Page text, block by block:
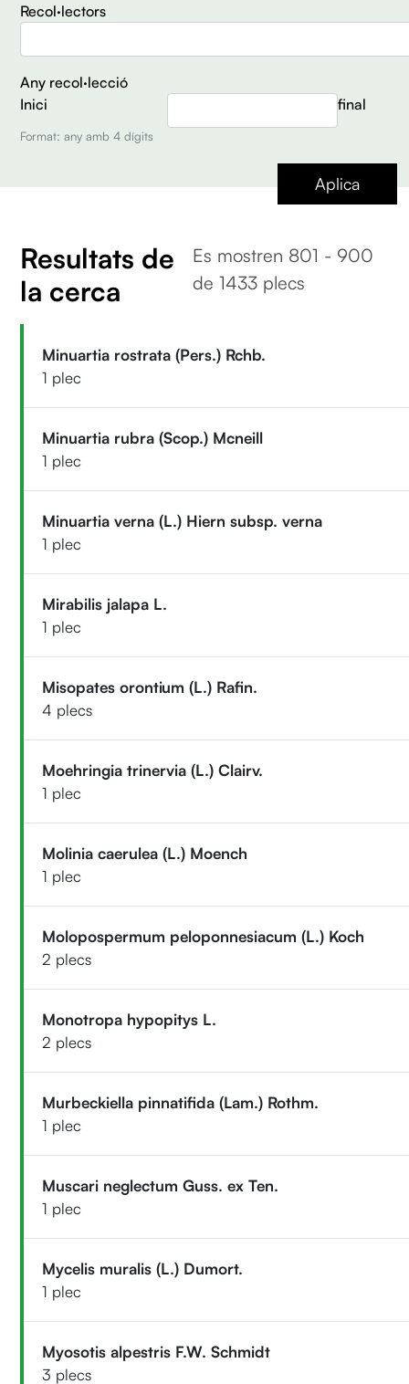
Es mostren 801 - 900
de 1433 plecs
Resultats de
la cerca
Recol·lectors
Any recol·lecció
Inici
final
Format: any amb 4 dígits
Aplica
Minuartia rostrata (Pers.) Rchb.
1 plec
Minuartia rubra (Scop.) Mcneill
1 plec
Minuartia verna (L.) Hiern subsp. verna
1 plec
Mirabilis jalapa L.
1 plec
Misopates orontium (L.) Rafin.
4 plecs
Moehringia trinervia (L.) Clairv.
1 plec
Molinia caerulea (L.) Moench
1 plec
Molopospermum peloponnesiacum (L.) Koch
2 plecs
Monotropa hypopitys L.
2 plecs
Murbeckiella pinnatifida (Lam.) Rothm.
1 plec
Muscari neglectum Guss. ex Ten.
1 plec
Mycelis muralis (L.) Dumort.
1 plec
Myosotis alpestris F.W. Schmidt
3 plecs